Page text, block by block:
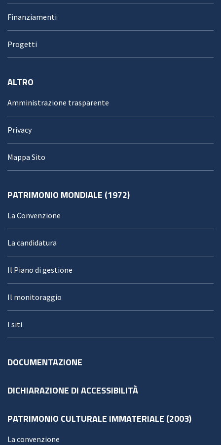
Finanziamenti
Progetti
ALTRO
Amministrazione trasparente
Privacy
Mappa Sito
PATRIMONIO MONDIALE (1972)
La Convenzione
La candidatura
Il Piano di gestione
Il monitoraggio
I siti
DOCUMENTAZIONE
DICHIARAZIONE DI ACCESSIBILITÀ
PATRIMONIO CULTURALE IMMATERIALE (2003)
La convenzione